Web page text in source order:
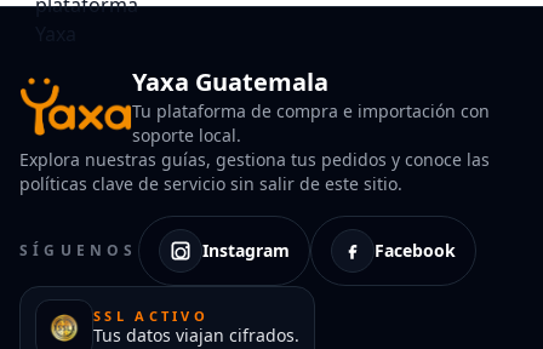
Yaxa Guatemala
Tu plataforma de compra e importación con
soporte local.
Explora nuestras guías, gestiona tus pedidos y conoce las
políticas clave de servicio sin salir de este sitio.
SÍGUENOS Instagram Facebook
SSL ACTIVO
Tus datos viajan cifrados.